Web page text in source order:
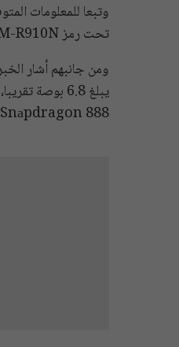
تحت رمز LM-R910N .
Snаpdragon 888 المتطور القادر على التعامل مع شبكات الجيل الخامس الخلوية.